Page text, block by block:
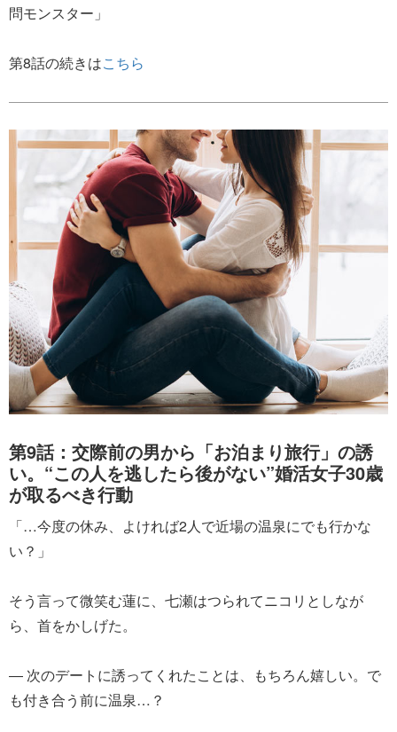
問モンスター」
第8話の続きはこちら
第9話：交際前の男から「お泊まり旅行」の誘
い。“この人を逃したら後がない”婚活女子30歳
が取るべき行動
「…今度の休み、よければ2人で近場の温泉にでも行かな
い？」
そう言って微笑む蓮に、七瀬はつられてニコリとしなが
ら、首をかしげた。
― 次のデートに誘ってくれたことは、もちろん嬉しい。で
も付き合う前に温泉…？